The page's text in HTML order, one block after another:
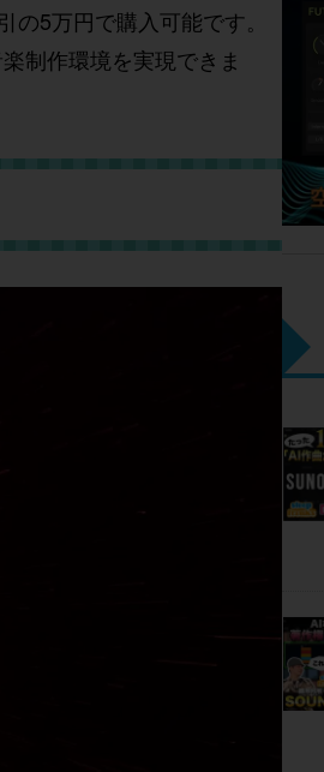
5万円で購入可能です。
制作環境を実現できま